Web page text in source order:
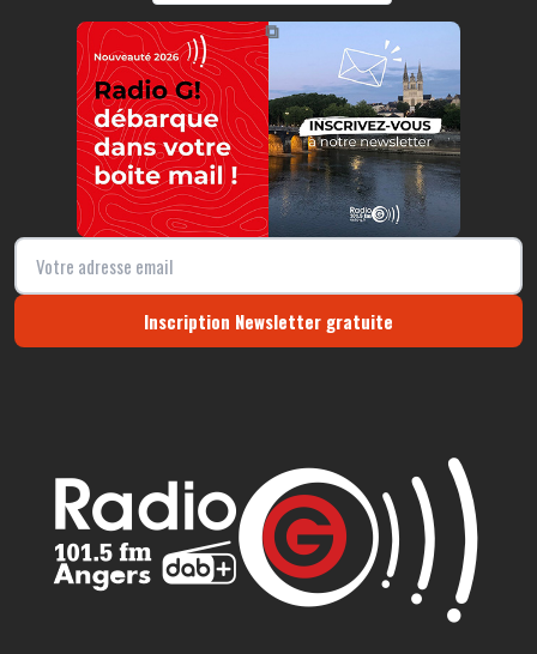
https://radio-g.fr?12913
⧉
Inscription Newsletter gratuite